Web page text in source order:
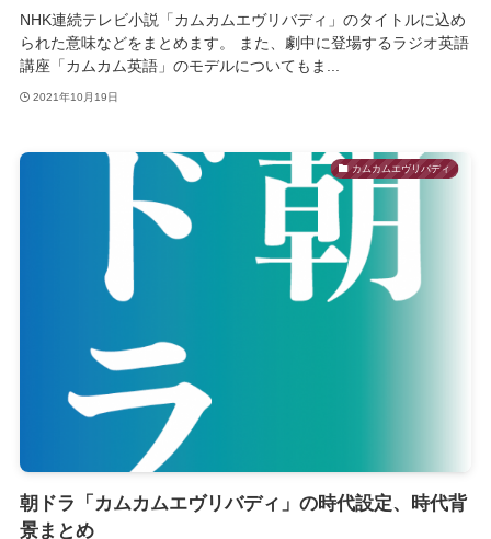
NHK連続テレビ小説「カムカムエヴリバディ」のタイトルに込め
られた意味などをまとめます。 また、劇中に登場するラジオ英語
講座「カムカム英語」のモデルについてもま...
2021年10月19日
カムカムエヴリバディ
朝ドラ「カムカムエヴリバディ」の時代設定、時代背
景まとめ